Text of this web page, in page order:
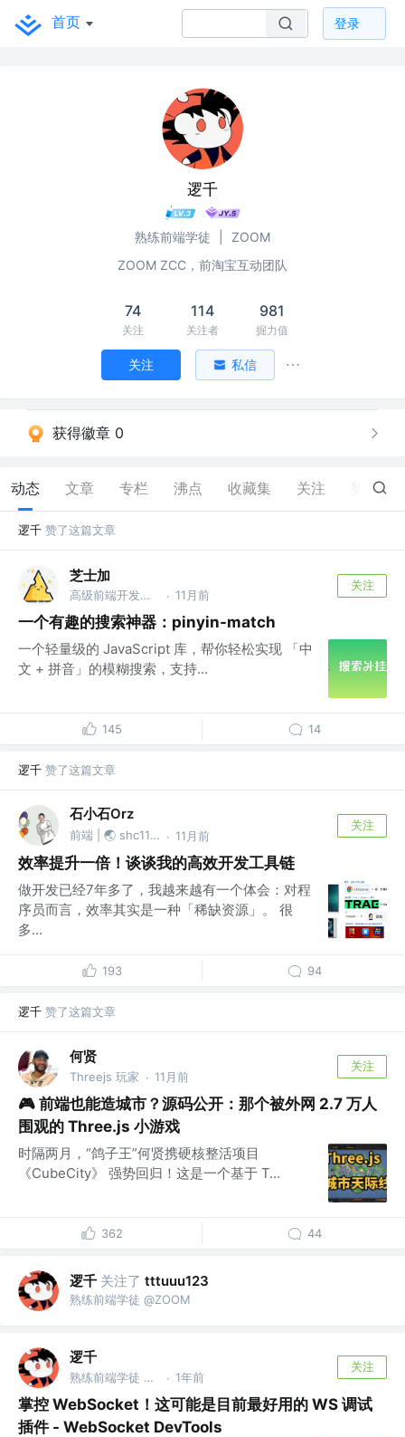
首页 登录
逻千
熟练前端学徒
ZOOM
ZOOM ZCC，前淘宝互动团队
74
关注
114
关注者
981
掘力值
关注 私信
获得徽章 0
动态 文章 专栏 沸点 收藏集 关注 167
逻千 赞了这篇文章
芝士加
高级前端开发工程师 · 11月前
关注
一个有趣的搜索神器：pinyin-match
一个轻量级的 JavaScript 库，帮你轻松实现 「中
文 + 拼音」的模糊搜索，支持...
145 14
逻千 赞了这篇文章
石小石Orz
前端 | 🌏 shc1139874527 · 11月前
关注
效率提升一倍！谈谈我的高效开发工具链
做开发已经7年多了，我越来越有一个体会：对程
序员而言，效率其实是一种「稀缺资源」。 很
多...
193 94
逻千 赞了这篇文章
何贤
Threejs 玩家 · 11月前
关注
🎮 前端也能造城市？源码公开：那个被外网 2.7 万人
围观的 Three.js 小游戏
时隔两月，“鸽子王”何贤携硬核整活项目
《CubeCity》 强势回归！这是一个基于 T...
362 44
逻千 关注了 tttuuu123
熟练前端学徒 @ZOOM
逻千
熟练前端学徒 @ZOOM · 1年前
关注
掌控 WebSocket！这可能是目前最好用的 WS 调试
插件 - WebSocket DevTools